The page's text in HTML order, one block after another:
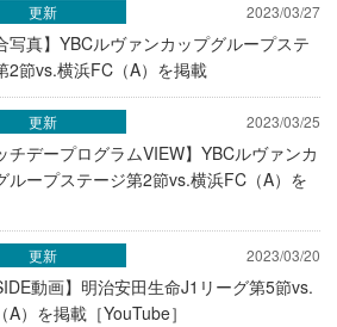
2023/03/27
写真】YBCルヴァンカップグループステ
2節vs.横浜FC（A）を掲載
更新
2023/03/25
チデープログラムVIEW】YBCルヴァンカ
ループステージ第2節vs.横浜FC（A）を
更新
2023/03/20
動画】明治安田生命J1リーグ第5節vs.
A）を掲載［YouTube］
更新